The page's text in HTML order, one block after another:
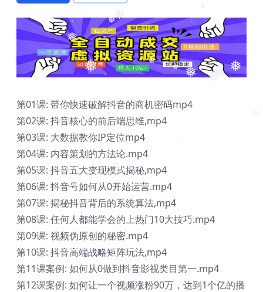
❅
❅
❅
❅
❅ ❅
❅
第01课: 带你快速破解抖音的商机密码mp4
第02课: 抖音核心的前后端思维,mp4
第03课: 大数据教你IP定位mp4
第04课: 内容策划的方法论.mp4
第05课: 抖音五大变现模式揭秘,mp4
第06课: 抖音号如何从0开始运营.mp4
第07课: 揭秘抖音背后的系统算法,mp4
第08课: 任何人都能学会的上热门10大技巧.mp4
第09课: 视频伪原创的秘密.mp4
第10课: 抖音高端战略矩阵玩法,mp4
第11课案例: 如何从0做到抖音影视类目第一.mp4
第12课案例: 如何让一个视频涨粉90万，达到1个亿的播